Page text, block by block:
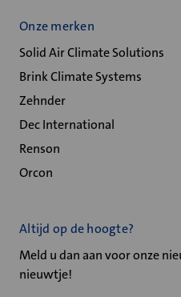
Onze merken
Solid Air Climate Solutions
Brink Climate Systems
Zehnder
Dec International
Renson
Orcon
Altijd op de hoogte?
Meld u dan aan voor onze
nieuwtje!